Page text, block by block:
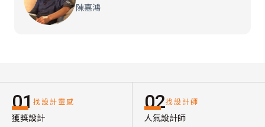
陳嘉鴻
01 找設計靈感
獲獎設計
02找設計師
人氣設計師